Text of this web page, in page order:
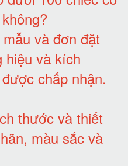
và đơn đặt
hiệu và kích
chấp nhận.
thước và thiết
màu sắc và